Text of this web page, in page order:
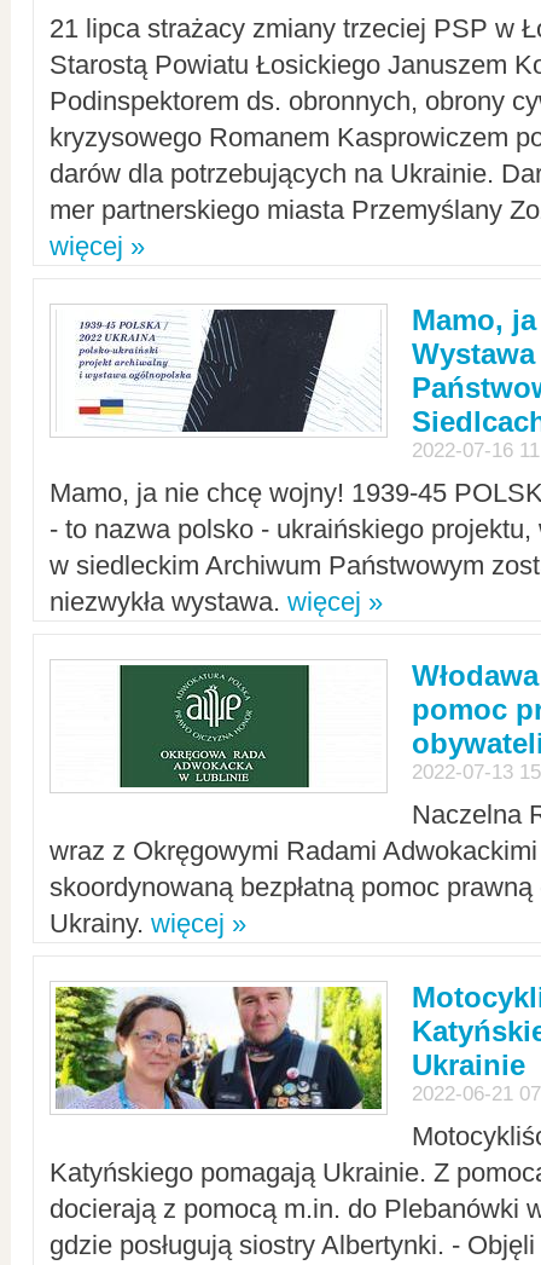
21 lipca strażacy zmiany trzeciej PSP w
Starostą Powiatu Łosickiego Januszem
Podinspektorem ds. obronnych, obrony
kryzysowego Romanem Kasprowiczem
darów dla potrzebujących na Ukrainie.
mer partnerskiego miasta Przemyślany
więcej »
Mamo,
2022-07-16
Mamo, ja nie chcę wojny! 1939-45
- to nazwa polsko - ukraińskiego
w siedleckim Archiwum Państwowym
niezwykła wystawa. więcej »
pomoc
2022-07-13
Naczelna
wraz z Okręgowymi Radami Adwokackimi
skoordynowaną bezpłatną pomoc
Ukrainy. więcej »
Ukrainie
2022-06-21
Katyńskiego pomagają Ukrainie. Z
docierają z pomocą m.in. do Plebanówki
gdzie posługują siostry Albertynki. -